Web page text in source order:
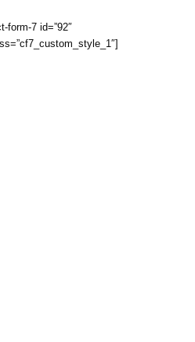
form-7 id=”92″